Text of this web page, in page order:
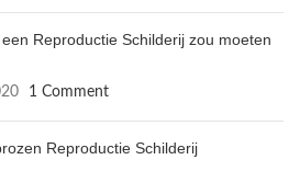
Reproductie Schilderij zou moeten
1 Comment
Reproductie Schilderij